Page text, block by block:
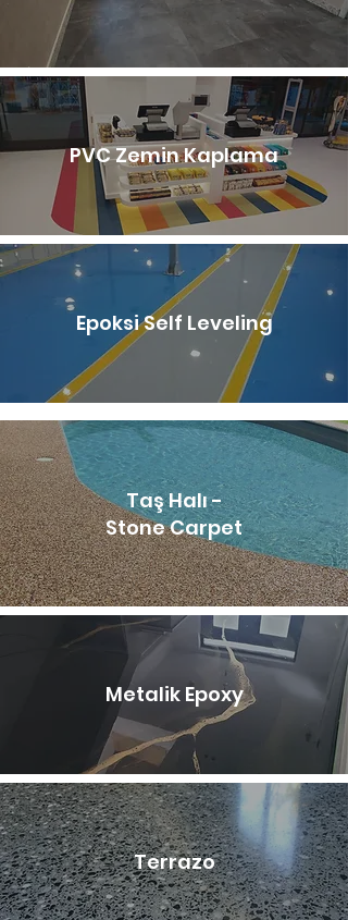
PVC Zemin Kaplama
Epoksi Self Leveling
Taş Halı -
Stone Carpet
Metalik Epoxy
Terrazo